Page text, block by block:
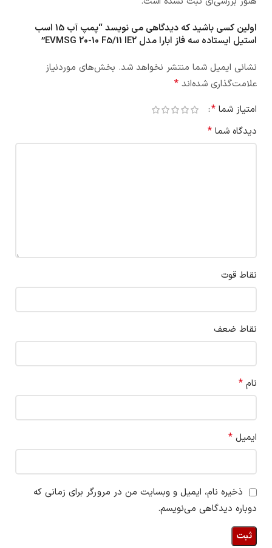
اولین کسی باشید که دیدگاهی می نویسد “پمپ آب 15 اسب
استيل ایستاده سه فاز ابارا مدل EVMSG 20-10 F5/11 IE2”
نشانی ایمیل شما منتشر نخواهد شد. بخش‌های موردنیاز
علامت‌گذاری شده‌اند *
امتیاز شما *
دیدگاه شما *
نقاط قوت
نقاط ضعف
نام *
ایمیل *
ذخیره نام، ایمیل و وبسایت من در مرورگر برای زمانی که
دوباره دیدگاهی می‌نویسم.